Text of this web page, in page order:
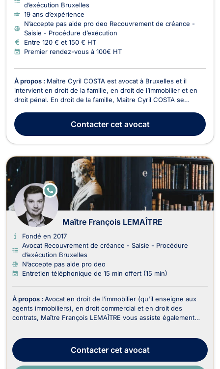
d’exécution Bruxelles
19 ans d’expérience
N’accepte pas aide pro deo Recouvrement de créance -
Saisie - Procédure d’exécution
Entre 120 € et 150 € HT
Premier rendez-vous à 100€ HT
À propos : Maître Cyril COSTA est avocat à Bruxelles et il
intervient en droit de la famille, en droit de l’immobilier et en
droit pénal. En droit de la famille, Maître Cyril COSTA se
de cohabitation légale, de filiation, de droit de garde et de
droit de visite, de pension a...
Contactercet avocat
E
N
E
Maître François LEMAÎTRE
Fondé en 2017
Avocat Recouvrement de créance - Saisie - Procédure
d’exécution Bruxelles
N’accepte pas aide pro deo
Entretien téléphonique de 15 min offert (15 min)
À propos : Avocat en droit de l’immobilier (qu'il enseigne aux
agents immobiliers), en droit commercial et en droit des
contrats, Maître François LEMAÎTRE vous assiste également
matière de baux portant sur...
Contactercet avocat